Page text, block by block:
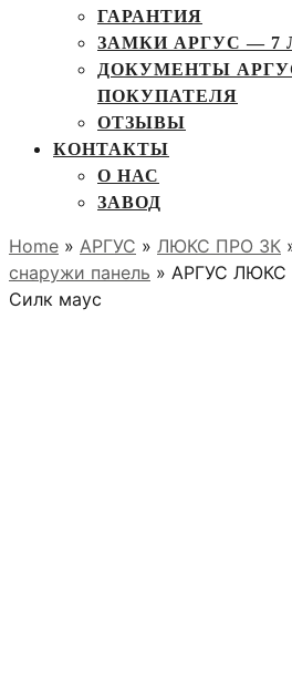
ГАРАНТИЯ
ЗАМКИ АРГУС — 7
ДОКУМЕНТЫ
ПОКУПАТЕЛЯ
ОТЗЫВЫ
КОНТАКТЫ
О НАС
ЗАВОД
Home » АРГУС » ЛЮКС ПРО 3К
снаружи панель » АРГУС
Силк маус